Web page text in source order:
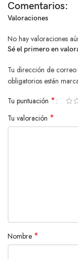
Maquillaje de belleza
Video en vivo
Demostraciones de
Y mucho más
trabajo al siguiente
Comentarios:
Valoraciones
No hay valoraciones
Sé el primero en
Tu dirección de
obligatorios están
Tu puntuación *
Tu valoración *
Nombre *